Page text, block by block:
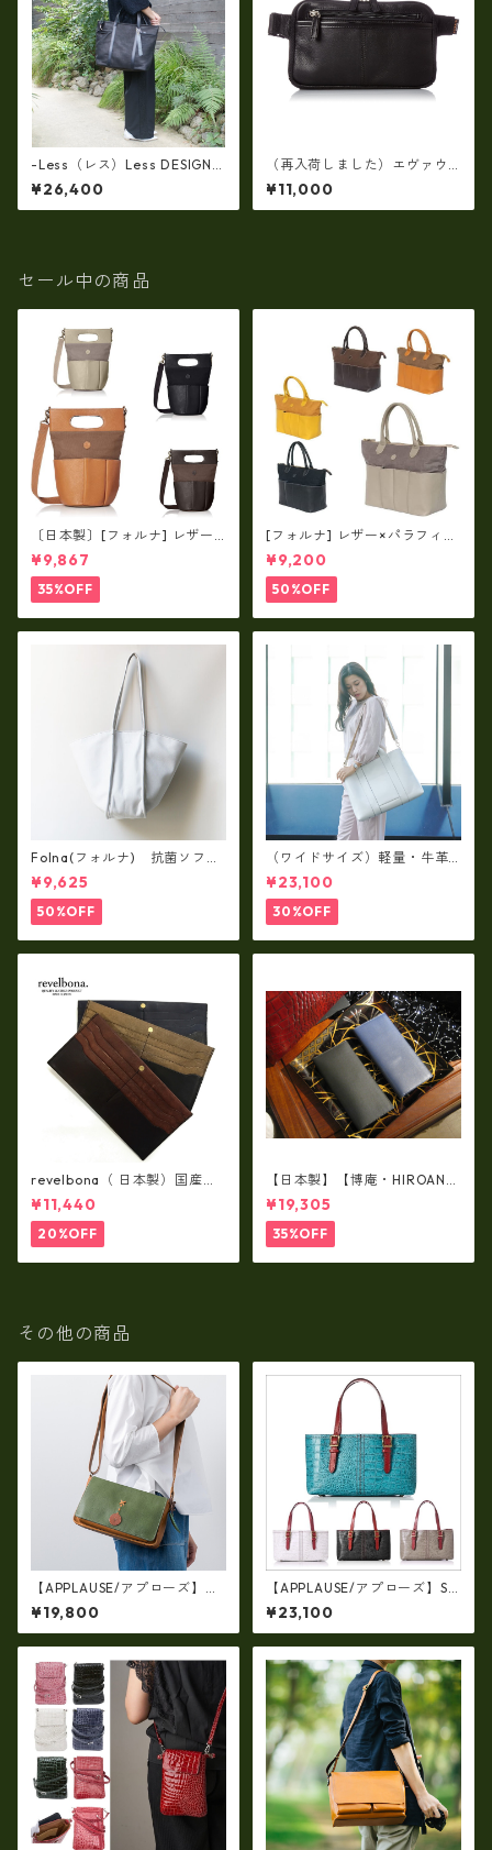
-Less（レス）Less DESIGN
(レスデザイン)Scarred Textu
re（牛革）斜め掛け＆多機能
トート（L/SIZE） LMSB-0514
¥26,400
（再入荷しました）エヴァウ
ィン EVERWIN 日本製 【日本
製】【レザー】ウェストボデ
ィバッグ メンズ 薄型【ビジネ
¥11,000
セール中の商品
〔日本製〕[フォルナ] レザー×
パラフィン筒型2way シュリン
クレザー×79Aパラフィン fo
-259630
¥9,867
35%OFF
[フォルナ] レザー×パラフィン
筒型2way シュリンクレザー×
79Aパラフィン トートL fo-2
59632
¥9,200
50%OFF
Folna(フォルナ) 抗菌ソフト
スムースレザー トートバッグ
¥9,625
50%OFF
（ワイドサイズ）軽量・牛革
製品・2WAYヌメ革トートバッ
グ（A3サイズ/日本製）(高収
納）ir-02G
¥23,100
30%OFF
revelbona（ 日本製）国産牛
革製・お札入れ ロングウォ
レット rl-001
¥11,440
20%OFF
【日本製】【博庵・HIROAN】
最高級牛革（ボーテッド）札
入れ・長財布 ha-21535
¥19,305
35%OFF
その他の商品
【APPLAUSE/アプローズ】レ
ザー コンビ リーフショルダ
ー（日本製）ap-5010
¥19,800
【APPLAUSE/アプローズ】SA
FARI series 型押し クロコ レ
ザー ワイド トート
¥23,100